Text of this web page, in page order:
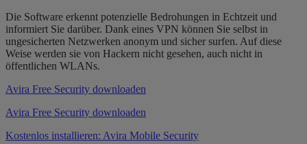
Die Software erkennt potenzielle Bedrohungen in Echtzeit und
informiert Sie darüber. Dank eines VPN können Sie selbst in
ungesicherten Netzwerken anonym und sicher surfen. Auf diese
Weise werden sie von Hackern nicht gesehen, auch nicht in
öffentlichen WLANs.
Avira Free Security downloaden
Avira Free Security downloaden
Kostenlos installieren: Avira Mobile Security